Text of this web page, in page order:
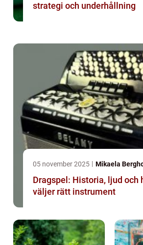
strategi och underhållning
05 november 2025 Mikaela
Dragspel: Historia, ljud och
väljer rätt instrument